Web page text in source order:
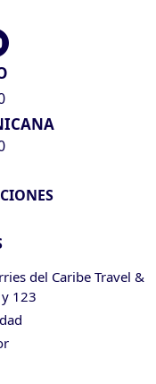
del Caribe Travel &
123